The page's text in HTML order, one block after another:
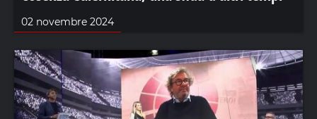
02 novembre 2024